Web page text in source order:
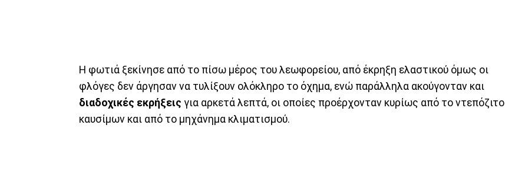
Η φωτιά ξεκίνησε από το πίσω μέρος του λεωφορείου, από έκρηξη ελαστικού όμως οι
φλόγες δεν άργησαν να τυλίξουν ολόκληρο το όχημα, ενώ παράλληλα ακούγονταν και
διαδοχικές εκρήξεις για αρκετά λεπτά, οι οποίες προέρχονταν κυρίως από το ντεπόζιτο
καυσίμων και από το μηχάνημα κλιματισμού.